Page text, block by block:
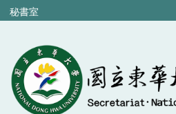
跳
到
內
容
區
秘書室